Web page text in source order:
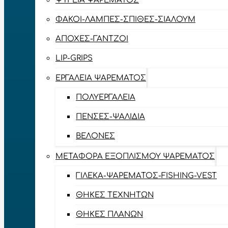
ΦΑΚΟΊ-ΛΆΜΠΕΣ-ΣΠΊΘΕΣ-ΣΊΑΛΟΥΜ
ΑΠΌΧΕΣ-ΓΆΝΤΖΟΙ
LIP-GRIPS
EΡΓΑΛΕΊΑ ΨΑΡΈΜΑΤΟΣ
ΠΟΛΥΕΡΓΑΛΕΊΑ
ΠΈΝΣΕΣ-ΨΑΛΊΔΙΑ
ΒΕΛΌΝΕΣ
ΜΕΤΑΦΟΡΆ ΕΞΟΠΛΙΣΜΟΎ ΨΑΡΈΜΑΤΟΣ
ΓΙΛΈΚΑ-ΨΑΡΈΜΑΤΟΣ-FISHING-VEST
ΘΉΚΕΣ ΤΕΧΝΗΤΏΝ
ΘΉΚΕΣ ΠΛΆΝΩΝ